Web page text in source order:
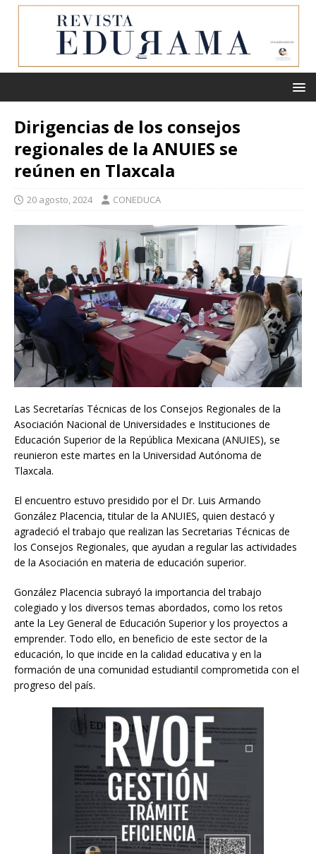
Dirigencias de los consejos
regionales de la ANUIES se
reúnen en Tlaxcala
20 agosto, 2024 CONEDUCA
Las Secretarías Técnicas de los Consejos Regionales de la
Asociación Nacional de Universidades e Instituciones de
Educación Superior de la República Mexicana (ANUIES), se
reunieron este martes en la Universidad Autónoma de
Tlaxcala.
El encuentro estuvo presidido por el Dr. Luis Armando
González Placencia, titular de la ANUIES, quien destacó y
agradeció el trabajo que realizan las Secretarias Técnicas de
los Consejos Regionales, que ayudan a regular las actividades
de la Asociación en materia de educación superior.
González Placencia subrayó la importancia del trabajo
colegiado y los diversos temas abordados, como los retos
ante la Ley General de Educación Superior y los proyectos a
emprender. Todo ello, en beneficio de este sector de la
educación, lo que incide en la calidad educativa y en la
formación de una comunidad estudiantil comprometida con el
progreso del país.